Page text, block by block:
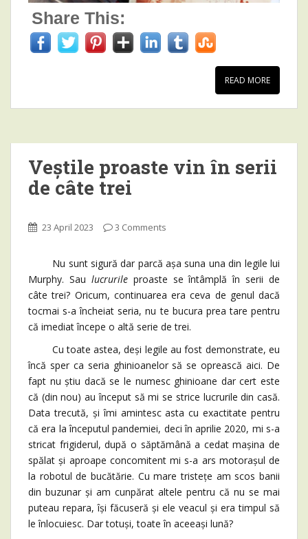
Share This:
READ MORE
Veștile proaste vin în serii
de câte trei
23 April 2023 3 Comments
Nu sunt sigură dar parcă așa suna una din legile lui
Murphy. Sau lucrurileproaste se întâmplă în serii de
câte trei? Oricum, continuarea era ceva de genul dacă
tocmai s-a încheiat seria, nu te bucura prea tare pentru
că imediat începe o altă serie de trei.
Cu toate astea, deși legile au fost demonstrate, eu
încă sper ca seria ghinioanelor să se oprească aici. De
fapt nu știu dacă se le numesc ghinioane dar cert este
că (din nou) au început să mi se strice lucrurile din casă.
Data trecută, și îmi amintesc asta cu exactitate pentru
că era la începutul pandemiei, deci în aprilie 2020, mi s-a
stricat frigiderul, după o săptămână a cedat mașina de
spălat și aproape concomitent mi s-a ars motorașul de
la robotul de bucătărie. Cu mare tristețe am scos banii
din buzunar și am cunpărat altele pentru că nu se mai
puteau repara, își făcuseră și ele veacul și era timpul să
le înlocuiesc. Dar totuși, toate în aceeași lună?